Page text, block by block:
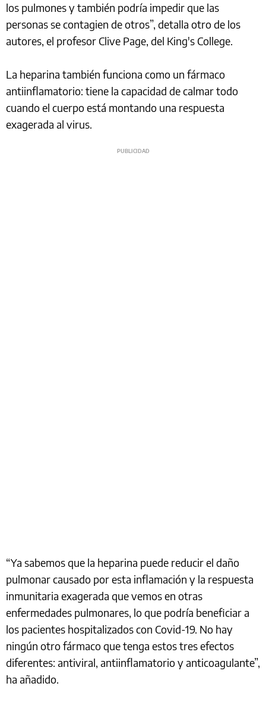
los pulmones y también podría impedir que las
personas se contagien de otros”, detalla otro de los
autores, el profesor Clive Page, del King's College.
La heparina también funciona como un fármaco
antiinflamatorio: tiene la capacidad de calmar todo
cuando el cuerpo está montando una respuesta
exagerada al virus.
“Ya sabemos que la heparina puede reducir el daño
pulmonar causado por esta inflamación y la respuesta
inmunitaria exagerada que vemos en otras
enfermedades pulmonares, lo que podría beneficiar a
los pacientes hospitalizados con Covid-19. No hay
ningún otro fármaco que tenga estos tres efectos
diferentes: antiviral, antiinflamatorio y anticoagulante”,
ha añadido.